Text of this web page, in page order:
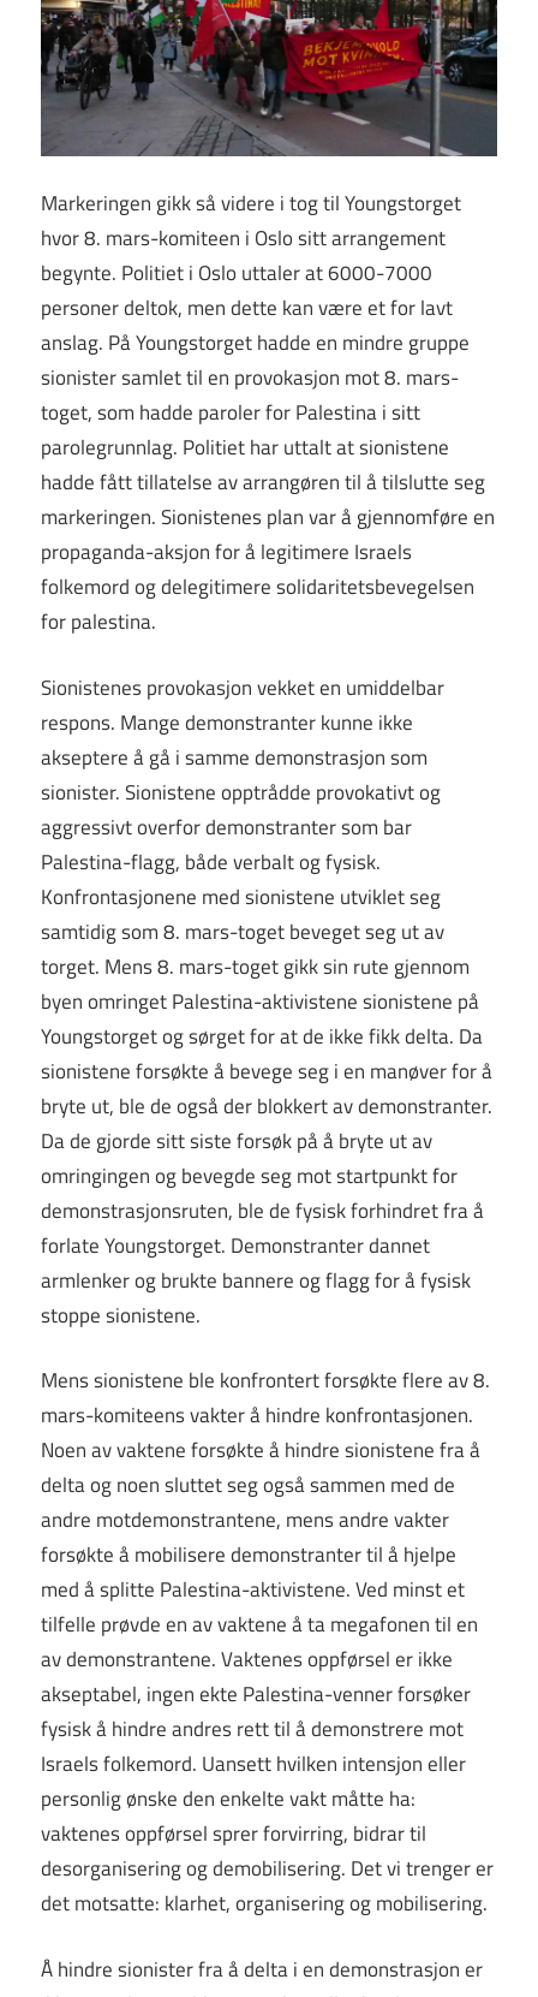
Markeringen gikk så videre i tog til Youngstorget
hvor 8. mars-komiteen i Oslo sitt arrangement
begynte. Politiet i Oslo uttaler at 6000-7000
personer deltok, men dette kan være et for lavt
anslag. På Youngstorget hadde en mindre gruppe
sionister samlet til en provokasjon mot 8. mars-
toget, som hadde paroler for Palestina i sitt
parolegrunnlag. Politiet har uttalt at sionistene
hadde fått tillatelse av arrangøren til å tilslutte seg
markeringen. Sionistenes plan var å gjennomføre en
propaganda-aksjon for å legitimere Israels
folkemord og delegitimere solidaritetsbevegelsen
for palestina.
Sionistenes provokasjon vekket en umiddelbar
respons. Mange demonstranter kunne ikke
akseptere å gå i samme demonstrasjon som
sionister. Sionistene opptrådde provokativt og
aggressivt overfor demonstranter som bar
Palestina-flagg, både verbalt og fysisk.
Konfrontasjonene med sionistene utviklet seg
samtidig som 8. mars-toget beveget seg ut av
torget. Mens 8. mars-toget gikk sin rute gjennom
byen omringet Palestina-aktivistene sionistene på
Youngstorget og sørget for at de ikke fikk delta. Da
sionistene forsøkte å bevege seg i en manøver for å
bryte ut, ble de også der blokkert av demonstranter.
Da de gjorde sitt siste forsøk på å bryte ut av
omringingen og bevegde seg mot startpunkt for
demonstrasjonsruten, ble de fysisk forhindret fra å
forlate Youngstorget. Demonstranter dannet
armlenker og brukte bannere og flagg for å fysisk
stoppe sionistene.
Mens sionistene ble konfrontert forsøkte flere av 8.
mars-komiteens vakter å hindre konfrontasjonen.
Noen av vaktene forsøkte å hindre sionistene fra å
delta og noen sluttet seg også sammen med de
andre motdemonstrantene, mens andre vakter
forsøkte å mobilisere demonstranter til å hjelpe
med å splitte Palestina-aktivistene. Ved minst et
tilfelle prøvde en av vaktene å ta megafonen til en
av demonstrantene. Vaktenes oppførsel er ikke
akseptabel, ingen ekte Palestina-venner forsøker
fysisk å hindre andres rett til å demonstrere mot
Israels folkemord. Uansett hvilken intensjon eller
personlig ønske den enkelte vakt måtte ha:
vaktenes oppførsel sprer forvirring, bidrar til
desorganisering og demobilisering. Det vi trenger er
det motsatte: klarhet, organisering og mobilisering.
Å hindre sionister fra å delta i en demonstrasjon er